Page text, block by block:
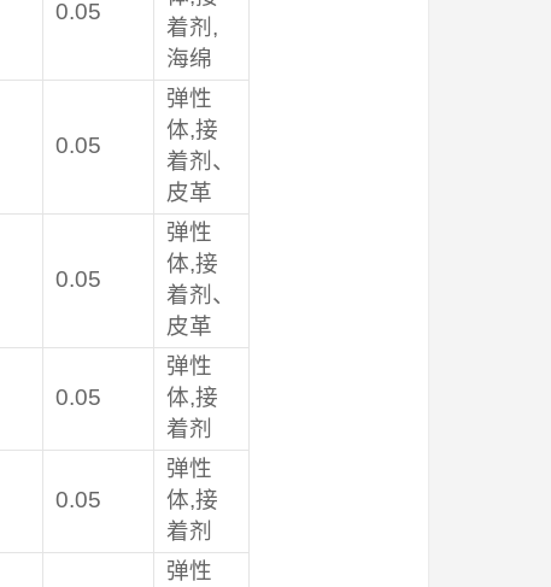
0.05
着剂,
海绵
0.05
弹性
体,接
着剂、
皮革
0.05
弹性
体,接
着剂、
皮革
0.05
弹性
体,接
着剂
0.05
弹性
体,接
着剂
弹性